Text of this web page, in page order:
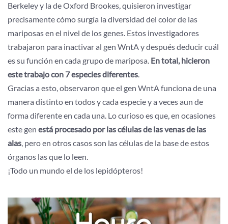
Berkeley y la de Oxford Brookes, quisieron investigar
precisamente cómo surgía la diversidad del color de las
mariposas en el nivel de los genes. Estos investigadores
trabajaron para inactivar al gen WntA y después deducir cuál
es su función en cada grupo de mariposa. En total, hicieron
este trabajo con 7 especies diferentes.
Gracias a esto, observaron que el gen WntA funciona de una
manera distinto en todos y cada especie y a veces aun de
forma diferente en cada una. Lo curioso es que, en ocasiones
este gen está procesado por las células de las venas de las
alas, pero en otros casos son las células de la base de estos
órganos las que lo leen.
¡Todo un mundo el de los lepidópteros!